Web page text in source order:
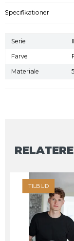
Specifikationer
Serie
Farve
Materiale
TILBUD